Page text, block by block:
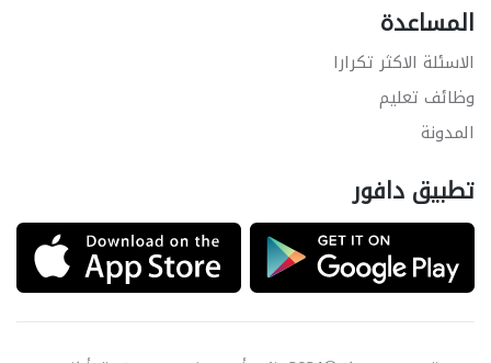
المساعدة
الاسئلة الاكثر تكرارا
وظائف تعليم
المدونة
تطبيق دافور